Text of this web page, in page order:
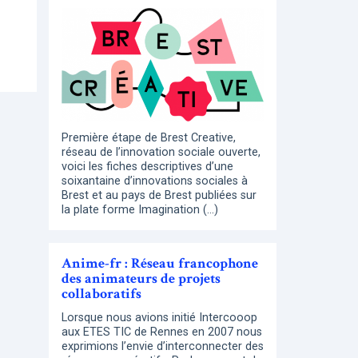
Première étape de Brest Creative,
réseau de l’innovation sociale ouverte,
voici les fiches descriptives d’une
soixantaine d’innovations sociales à
Brest et au pays de Brest publiées sur
la plate forme Imagination (…)
Anime-fr : Réseau francophone
des animateurs de projets
collaboratifs
Lorsque nous avions initié Intercooop
aux ETES TIC de Rennes en 2007 nous
exprimions l’envie d’interconnecter des